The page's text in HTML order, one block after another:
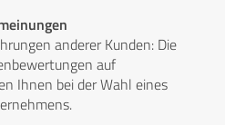
anderer Kunden: Die
auf
Ihnen bei der Wahl eines